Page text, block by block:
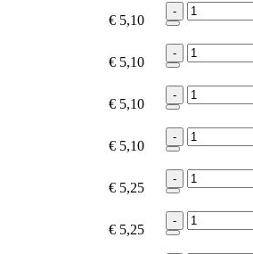
€ 5,10
-
€ 5,10
-
€ 5,10
-
€ 5,10
-
€ 5,25
-
€ 5,25
-